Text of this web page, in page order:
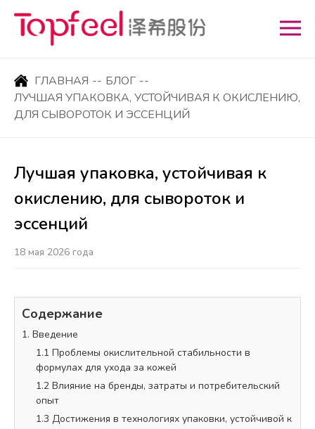
ГЛАВНАЯ -- БЛОГ --
ЛУЧШАЯ УПАКОВКА, УСТОЙЧИВАЯ К ОКИСЛЕНИЮ,
ДЛЯ СЫВОРОТОК И ЭССЕНЦИЙ
Лучшая упаковка, устойчивая к
окислению, для сывороток и
эссенций
18 мая 2026 года
Содержание
1. Введение
1.1 Проблемы окислительной стабильности в
формулах для ухода за кожей
1.2 Влияние на бренды, затраты и потребительский
опыт
1.3 Достижения в технологиях упаковки, устойчивой к